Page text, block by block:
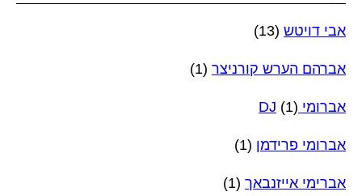
אבי דויטש (13)
אברהם הערש קורניצר (1)
אברומי DJ (1)
אברומי פרידמן (1)
אברימי אייזנבאך (1)